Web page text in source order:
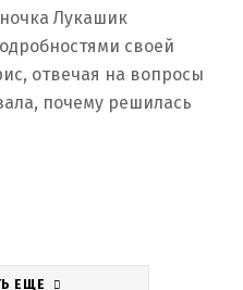
Лукашик
своей
отвечая на вопросы
почему решилась
ЕЩЕ